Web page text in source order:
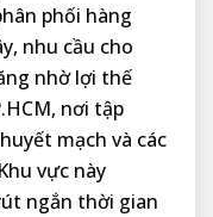
phối hàng
nhu cầu cho
nhờ lợi thế
nơi tập
mạch và các
vực này
ngắn thời gian